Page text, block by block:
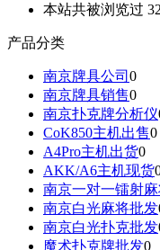
本站共被浏览过
产品分类
南京牌具公司 0
南京牌具销售0
南京扑克牌分析仪
CoK850主机出售0
A4Pro主机出货0
AKK/A6主机现货
南京一对一镭射
南京白光麻将批发
南京白光扑克批发
魔术扑克牌批发0